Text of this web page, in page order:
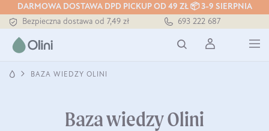
DARMOWA DOSTAWA DPD PICKUP OD 49 ZŁ 📦 3-9 SIERPNIA
Bezpieczna dostawa od 7,49 zł
Darmowa dostawa od 199 zł
693 222 687
BAZA WIEDZY OLINI
Baza wiedzy Olini